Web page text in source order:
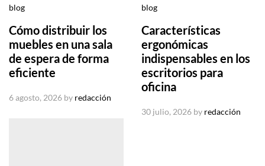
blog
Cómo distribuir los
muebles en una sala
de espera de forma
eficiente
6 agosto, 2026 by redacción
blog
Características
ergonómicas
indispensables en los
escritorios para
oficina
30 julio, 2026 by redacción